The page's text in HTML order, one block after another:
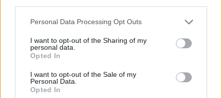
Please note that this website/app uses one or more Google
not limited to your visit or usage behaviour. You may click to
grant or deny consent to Google and its third-party tags to
use your data for below specified purposes in below Google
consent section.
Personal Data Processing Opt Outs
I want to opt-out of the Sharing of my
personal data.
Opted In
I want to opt-out of the Sale of my
Personal Data.
Opted In
ICA Milano presenta mostre, concerti e letture per
l’autunno 2026